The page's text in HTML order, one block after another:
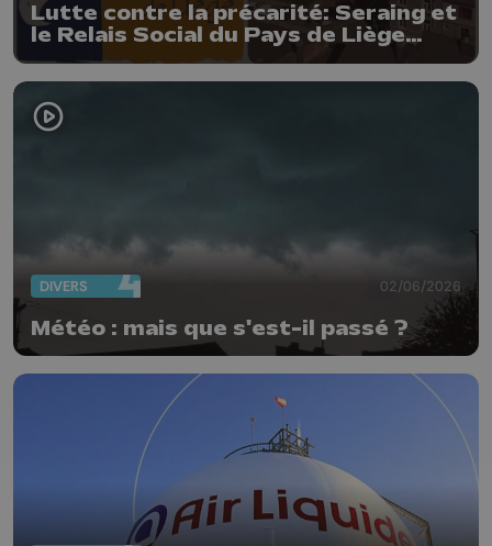
Lutte contre la précarité: Seraing et
le Relais Social du Pays de Liège
s'associent
DIVERS 02/06/2026
Météo : mais que s'est-il passé ?